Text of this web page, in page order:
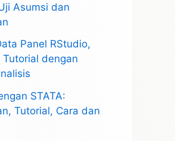
Asumsi dan
Panel RStudio,
Tutorial dengan
STATA:
Tutorial, Cara dan